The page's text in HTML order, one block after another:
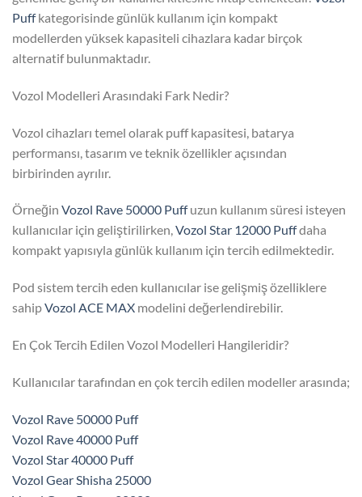
Puffkategorisinde günlük kullanım için kompakt
modellerden yüksek kapasiteli cihazlara kadar birçok
alternatif bulunmaktadır.
Vozol Modelleri Arasındaki Fark Nedir?
Vozol cihazları temel olarak puff kapasitesi, batarya
performansı, tasarım ve teknik özellikler açısından
birbirinden ayrılır.
Örneğin Vozol Rave 50000 Puffuzun kullanım süresi isteyen
kullanıcılar için geliştirilirken,Vozol Star 12000 Puffdaha
kompakt yapısıyla günlük kullanım için tercih edilmektedir.
Pod sistem tercih eden kullanıcılar ise gelişmiş özelliklere
sahipVozol ACE MAX modelini değerlendirebilir.
En Çok Tercih Edilen Vozol Modelleri Hangileridir?
Kullanıcılar tarafından en çok tercih edilen modeller arasında;
Vozol Rave 50000 Puff
Vozol Rave 40000 Puff
Vozol Star 40000 Puff
Vozol Gear Shisha 25000